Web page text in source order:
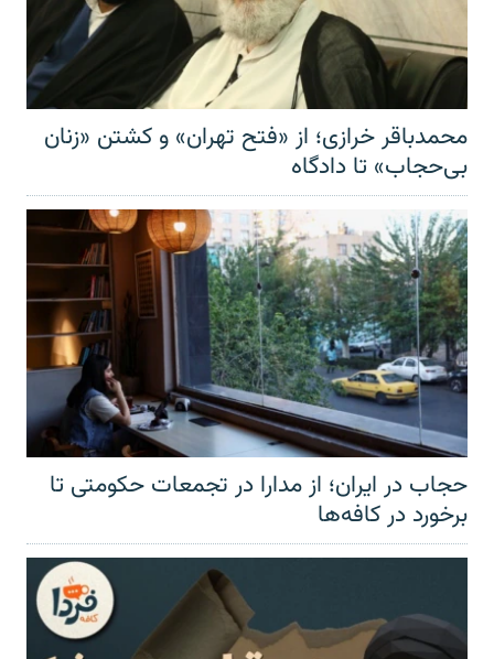
محمدباقر خرازی؛ از «فتح تهران» و کشتن «زنان
بی‌حجاب» تا دادگاه
حجاب در ایران؛ از مدارا در تجمعات حکومتی تا
برخورد در کافه‌ها